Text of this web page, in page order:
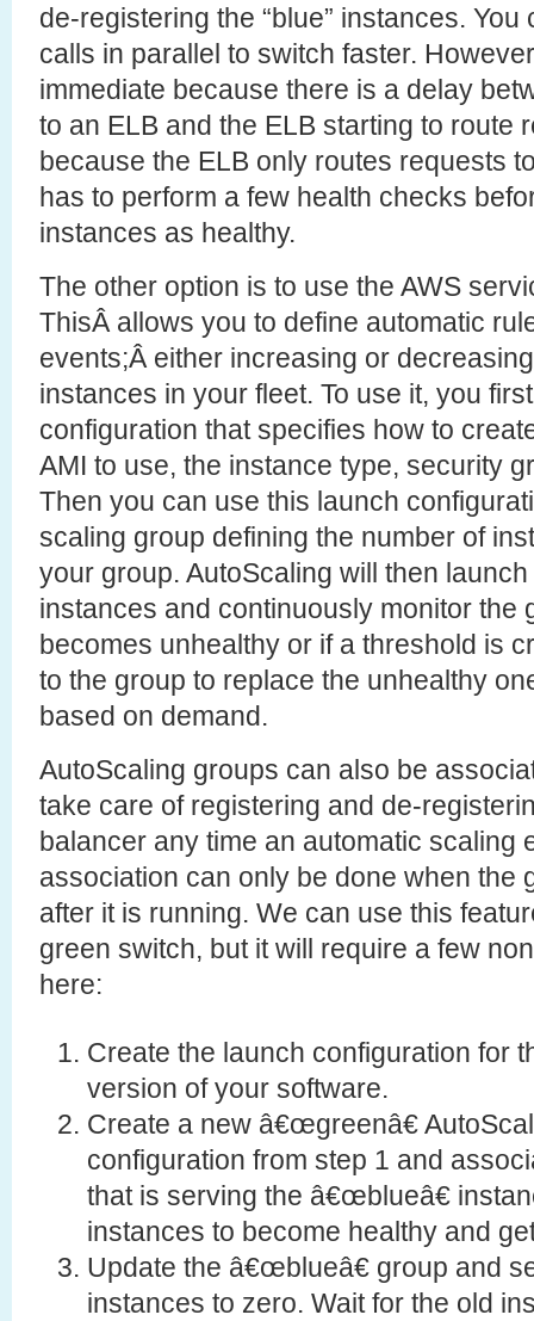
de-registering the “blue” instances.
calls in parallel to switch faster.
immediate because there is a delay
to an ELB and the ELB starting to route
because the ELB only routes requests
has to perform a few health checks
instances as healthy.
The other option is to use the AWS
ThisÂ allows you to define automatic
events;Â either increasing or
instances in your fleet. To use it, you
configuration that specifies how to
AMI to use, the instance type, security
Then you can use this launch
scaling group defining the number of
your group. AutoScaling will then
instances and continuously monitor the
becomes unhealthy or if a threshold is
to the group to replace the unhealthy
based on demand.
AutoScaling groups can also be
take care of registering and de-
balancer any time an automatic scaling
association can only be done when the
after it is running. We can use this
green switch, but it will require a few
here:
Create the launch configuration for
version of your software.
Create a new â€œgreenâ€
configuration from step 1 and
that is serving the â€œblueâ€
instances to become healthy and
Update the â€œblueâ€ group and
instances to zero. Wait for the old